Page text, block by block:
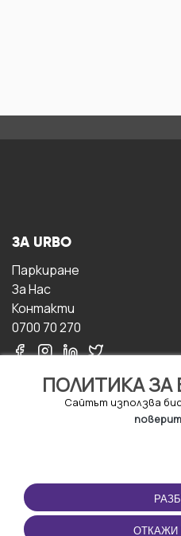
ПОЛИТИКА ЗА
Сайтът използва
ОТКАЖИ
ЗА URBO
Паркиране
За Hас
Контакти
0700 70 270
ПОЛЗВАНЕ
Правила и условия за
ползване